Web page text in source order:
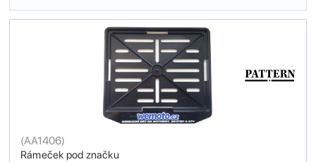
Rámeček pod značku
(AA1406)